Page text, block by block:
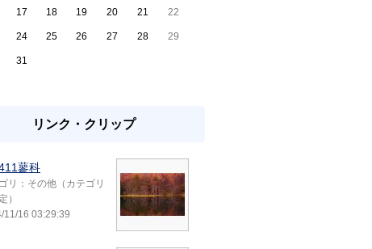
17 18 19 20 21 22
24 25 26 27 28 29
31
リンク・クリップ
蓼科
リ：その他（カテゴリ
）
11/16 03:29:39